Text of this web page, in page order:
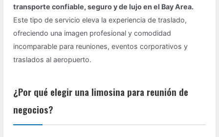
transporte confiable, seguro y de lujo en el Bay Area.
Este tipo de servicio eleva la experiencia de traslado,
ofreciendo una imagen profesional y comodidad
incomparable para reuniones, eventos corporativos y
traslados al aeropuerto.
¿Por qué elegir una limosina para reunión de
negocios?